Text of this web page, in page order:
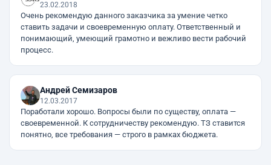
23.02.2018
Очень рекомендую данного заказчика за умение четко
ставить задачи и своевременную оплату. Ответственный и
понимающий, умеющий грамотно и вежливо вести рабочий
процесс.
Андрей Семизаров
12.03.2017
Поработали хорошо. Вопросы были по существу, оплата —
своевременной. К сотрудничеству рекомендую. ТЗ ставится
понятно, все требования — строго в рамках бюджета.